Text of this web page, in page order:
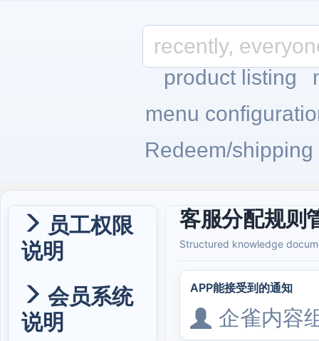
product listing
menu
Redeem/shipping
员工权限
说明
会员系统
说明
客服分配规则
Structured knowledge
APP能接受到的通知
企雀内容